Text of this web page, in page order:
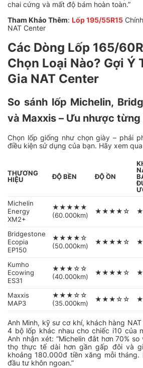
chai cứng và mất độ bám hoàn toàn.”
Tham Khảo Thêm: Lốp 195/55R15
NAT Center
Các Dòng Lốp 165/
Chọn Loại Nào? Gợi Ý
Gia NAT Center
So sánh lốp Michelin,
và Maxxis – Ưu nhược từng
Chọn lốp giống như chọn giày – phải
điều kiện sử dụng của bạn. Hãy xem
THƯƠNG
HIỆU
ĐỘ BỀN ĐỘ ỒN
Michelin
Energy
XM2+
★★★★★
(60.000km)
★★★★☆
Bridgestone
Ecopia
EP150
★★★★☆
(50.000km)
★★★★☆
Kumho
Ecowing
ES31
★★★☆☆
(40.000km)
★★★★☆
Maxxis
MAP3
★★★☆☆
(35.000km)
★★★☆☆
Anh Minh, kỹ sư cơ khí, khách hàng
4 bộ lốp khác nhau cho chiếc i10 của
Anh nhận xét: “Michelin đắt hơn 70%
thọ thực tế dài hơn gần gấp đôi và
khoảng 180.000đ tiền xăng mỗi
đầu tư khôn ngoan.”